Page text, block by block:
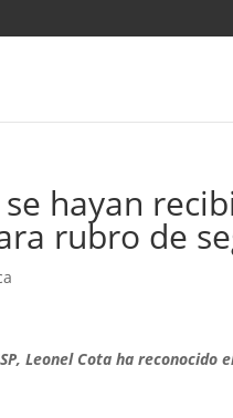
se hayan
rubro de
Leonel Cota ha